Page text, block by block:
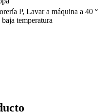
P, Lavar a máquina a 40 °
temperatura